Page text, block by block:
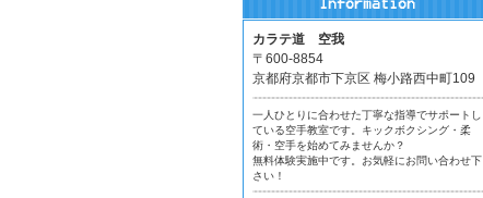
カラテ道 空我
〒600-8854
京都府京都市下京区 梅小路西中町109
一人ひとりに合わせた丁寧な指導でサポートし
ている空手教室です。キックボクシング・柔
術・空手を始めてみませんか？
無料体験実施中です。お気軽にお問い合わせ下
さい！